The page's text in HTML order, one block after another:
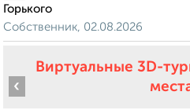
Горького
Собственник, 02.08.2026
Виртуальные 3D-
‹